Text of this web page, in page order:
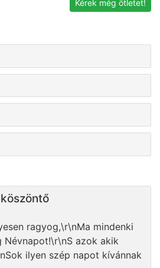
Kérek még ötletet!
ragyog,\r\nMa mindenki
azok akik
ilyen szép napot kívánnak